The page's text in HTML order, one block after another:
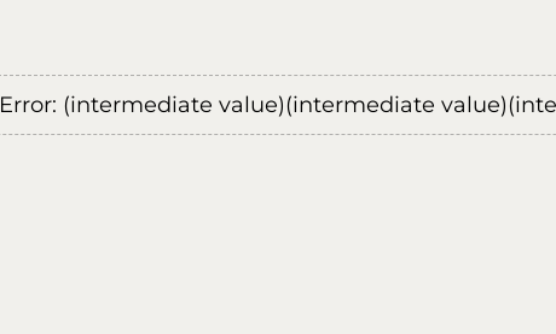
Error: (intermediate value)(intermediate